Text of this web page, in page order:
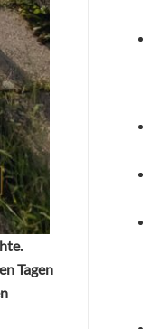
Tagen